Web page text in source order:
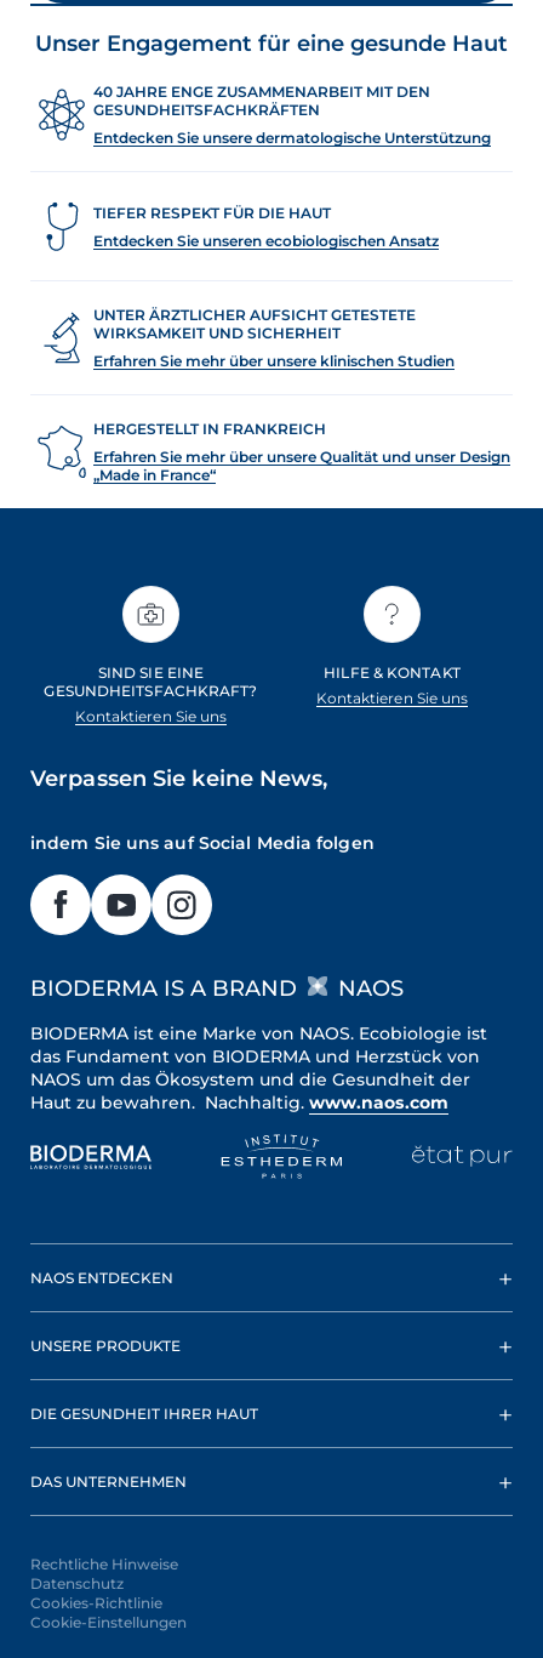
Unser Engagement für eine gesunde Haut
40 JAHRE ENGE ZUSAMMENARBEIT MIT DEN
GESUNDHEITSFACHKRÄFTEN
Entdecken Sie unsere dermatologische Unterstützung
TIEFER RESPEKT FÜR DIE HAUT
Entdecken Sie unseren ecobiologischen Ansatz
UNTER ÄRZTLICHER AUFSICHT GETESTETE
WIRKSAMKEIT UND SICHERHEIT
Erfahren Sie mehr über unsere klinischen Studien
HERGESTELLT IN FRANKREICH
Erfahren Sie mehr über unsere Qualität und unser Design
„Made in France“
SIND SIE EINE
GESUNDHEITSFACHKRAFT?
Kontaktieren Sie uns
HILFE & KONTAKT
Kontaktieren Sie uns
Verpassen Sie keine News,
indem Sie uns auf Social Media folgen
BIODERMA IS A BRAND NAOS
BIODERMA ist eine Marke von NAOS. Ecobiologie ist
das Fundament von BIODERMA und Herzstück von
NAOS um das Ökosystem und die Gesundheit der
Haut zu bewahren. Nachhaltig. www.naos.com
NAOS ENTDECKEN
UNSERE PRODUKTE
DIE GESUNDHEIT IHRER HAUT
DAS UNTERNEHMEN
Rechtliche Hinweise
Datenschutz
Cookies-Richtlinie
Cookie-Einstellungen